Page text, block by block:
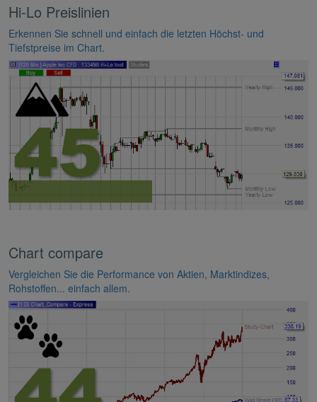
Hi-Lo Preislinien
Erkennen Sie schnell und einfach die letzten Höchst- und
Tiefstpreise im Chart.
Chart compare
Vergleichen Sie die Performance von Aktien, Marktindizes,
Rohstoffen... einfach allem.